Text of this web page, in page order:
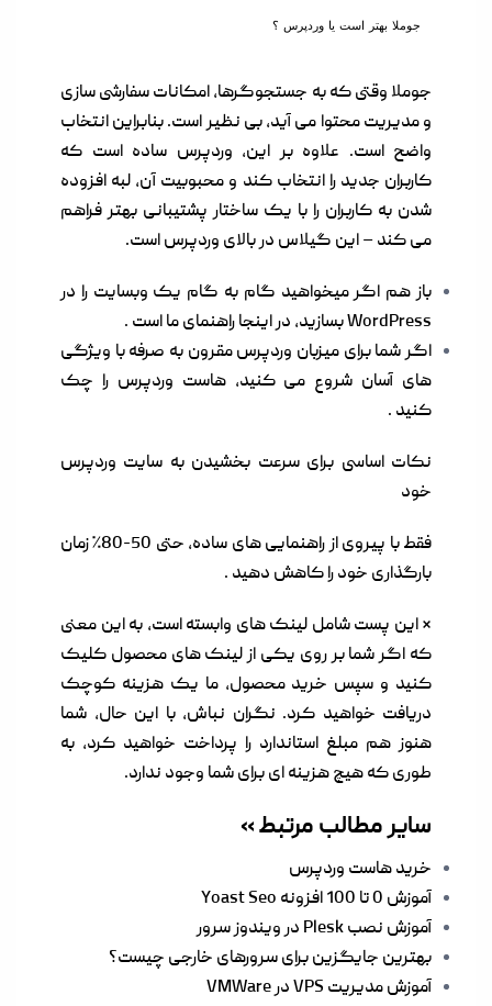
جوملا بهتر است یا وردپرس ؟
جوملا وقتی که به جستجوگرها، امکانات سفارشی سازی
و مدیریت محتوا می آید، بی نظیر است. بنابراین انتخاب
واضح است. علاوه بر این، وردپرس ساده است که
کاربران جدید را انتخاب کند و محبوبیت آن، لبه افزوده
شدن به کاربران را با یک ساختار پشتیبانی بهتر فراهم
می کند – این گیلاس در بالای وردپرس است.
باز هم اگر میخواهید گام به گام یک وبسایت را در
WordPress بسازید، در اینجا راهنمای ما است .
اگر شما برای میزبان وردپرس مقرون به صرفه با ویژگی
های آسان شروع می کنید،هاست وردپرس را چک
کنید .
نکات اساسی برای سرعت بخشیدن به سایت وردپرس
خود
فقط با پیروی از راهنمایی های ساده، حتی 50-80٪ زمان
بارگذاری خود را کاهش دهید .
* این پست شامل لینک های وابسته است، به این معنی
که اگر شما بر روی یکی از لینک های محصول کلیک
کنید و سپس خرید محصول، ما یک هزینه کوچک
دریافت خواهید کرد. نگران نباش، با این حال، شما
هنوز هم مبلغ استاندارد را پرداخت خواهید کرد، به
طوری که هیچ هزینه ای برای شما وجود ندارد.
سایر مطالب مرتبط »
خرید هاست وردپرس
آموزش 0 تا 100 افزونه Yoast Seo
آموزش نصب Plesk در ویندوز سرور
بهترین جایگزین برای سرورهای خارجی چیست؟
آموزش مدیریت VPS در VMWare